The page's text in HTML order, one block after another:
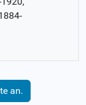
an.